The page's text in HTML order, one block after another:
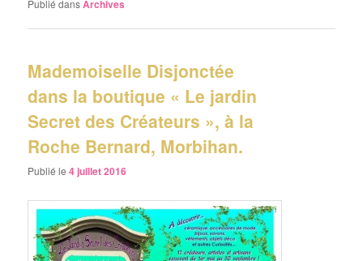
Publié dansArchives
Mademoiselle Disjonctée
dans la boutique « Le jardin
Secret des Créateurs », à la
Roche Bernard, Morbihan.
Publié le4 juillet 2016